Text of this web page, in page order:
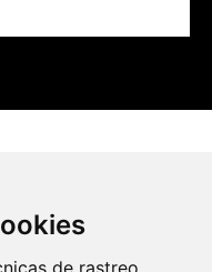
de rastreo